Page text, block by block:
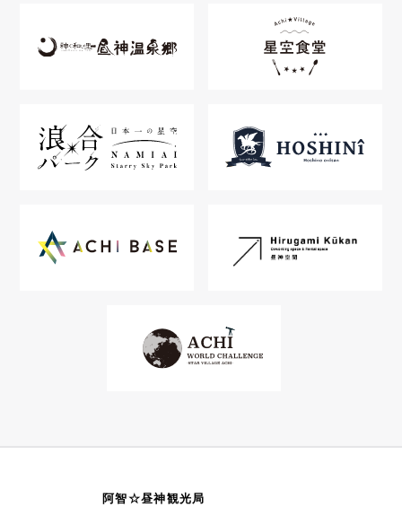
阿智☆昼神観光局